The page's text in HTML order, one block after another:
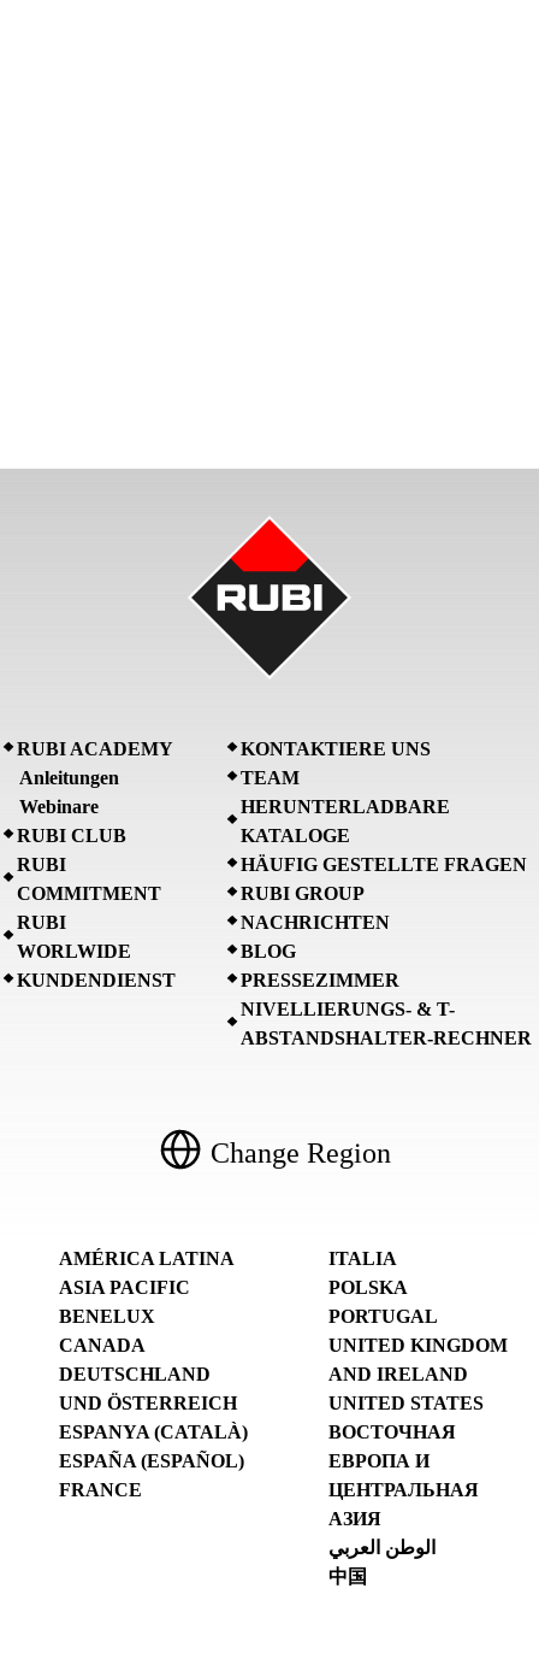
RUBI ACADEMY
Anleitungen
Webinare
RUBI CLUB
RUBI
COMMITMENT
RUBI
WORLWIDE
KUNDENDIENST
KONTAKTIERE UNS
TEAM
HERUNTERLADBARE
KATALOGE
HÄUFIG GESTELLTE FRAGEN
RUBI GROUP
NACHRICHTEN
BLOG
PRESSEZIMMER
NIVELLIERUNGS- & T-
ABSTANDSHALTER-RECHNER
Change Region
AMÉRICA LATINA
ASIA PACIFIC
BENELUX
CANADA
DEUTSCHLAND
UND ÖSTERREICH
ESPANYA (CATALÀ)
ESPAÑA (ESPAÑOL)
FRANCE
ITALIA
POLSKA
PORTUGAL
UNITED KINGDOM
AND IRELAND
UNITED STATES
ВОСТОЧНАЯ
ЕВРОПА И
ЦЕНТРАЛЬНАЯ
АЗИЯ
الوطن العربي
中国